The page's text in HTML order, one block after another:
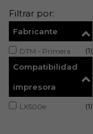
Tintas
Lectores
Marcaje
+34 93 241 22 21
Filtrar por:
Fabricante
DTM - Primera (1)
Compatibilidad
impresora
LX500e (1)